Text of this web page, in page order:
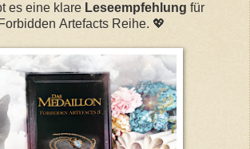
es eine klare Leseempfehlung für
Forbidden Artefacts Reihe. 💖